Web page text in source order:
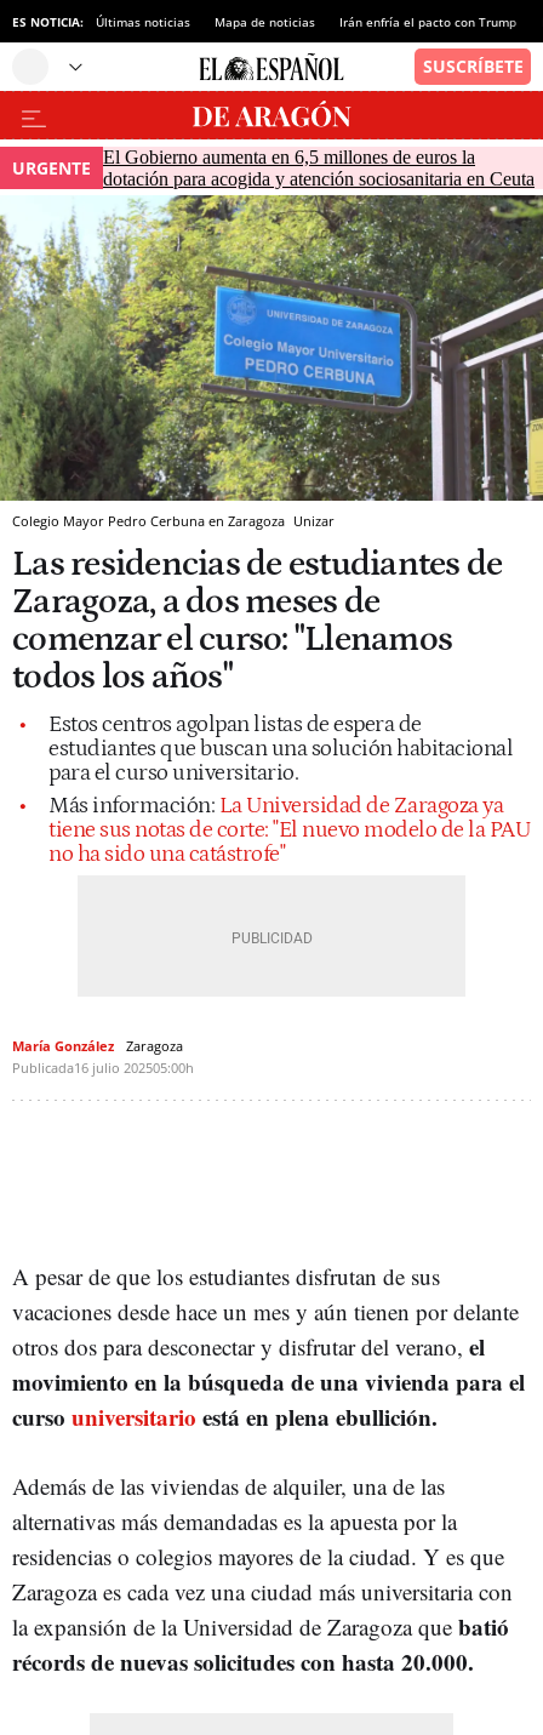
ES NOTICIA: Últimas noticias Mapa de noticias Irán enfría el pacto con Trump
URGENTE
El Gobierno aumenta en 6,5 millones de euros la
dotación para acogida y atención sociosanitaria en Ceuta
Colegio Mayor Pedro Cerbuna en Zaragoza Unizar
Las residencias de estudiantes de
Zaragoza, a dos meses de
comenzar el curso: "Llenamos
todos los años"
Estos centros agolpan listas de espera de
estudiantes que buscan una solución habitacional
para el curso universitario.
Más información: La Universidad de Zaragoza ya
tiene sus notas de corte: "El nuevo modelo de la PAU
no ha sido una catástrofe"
María González
Zaragoza
Publicada16 julio 202505:00h
A pesar de que los estudiantes disfrutan de sus
vacaciones desde hace un mes y aún tienen por delante
otros dos para desconectar y disfrutar del verano, el
movimiento en la búsqueda de una vivienda para el
curso universitario está en plena ebullición.
Además de las viviendas de alquiler, una de las
alternativas más demandadas es la apuesta por la
residencias o colegios mayores de la ciudad. Y es que
Zaragoza es cada vez una ciudad más universitaria con
la expansión de la Universidad de Zaragoza que batió
récords de nuevas solicitudes con hasta 20.000.